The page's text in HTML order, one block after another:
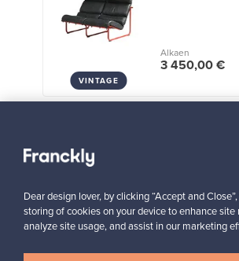
VINTAGE
Alkaen
3 450,00 €
Haluatko inspiroitua
Dear design lover, by clicking “Accept and
storing of cookies on your device to enhance site
analyze site usage, and assist in our marketing